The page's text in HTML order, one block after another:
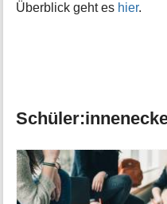
Überblick geht es hier.